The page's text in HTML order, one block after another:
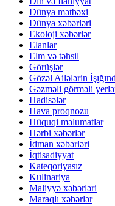
Dünya mətbəxi
Dünya xəbərləri
Ekoloji xəbərlər
Elanlar
Elm və təhsil
Görüşlər
Gözəl Ailələrin
Gəzməli görməli
Hadisələr
Hava proqnozu
Hüquqi məlumatlar
Hərbi xəbərlər
İdman xəbərləri
İqtisadiyyat
Kateqoriyasız
Kulinariya
Maliyyə xəbərləri
Maraqlı xəbərlər